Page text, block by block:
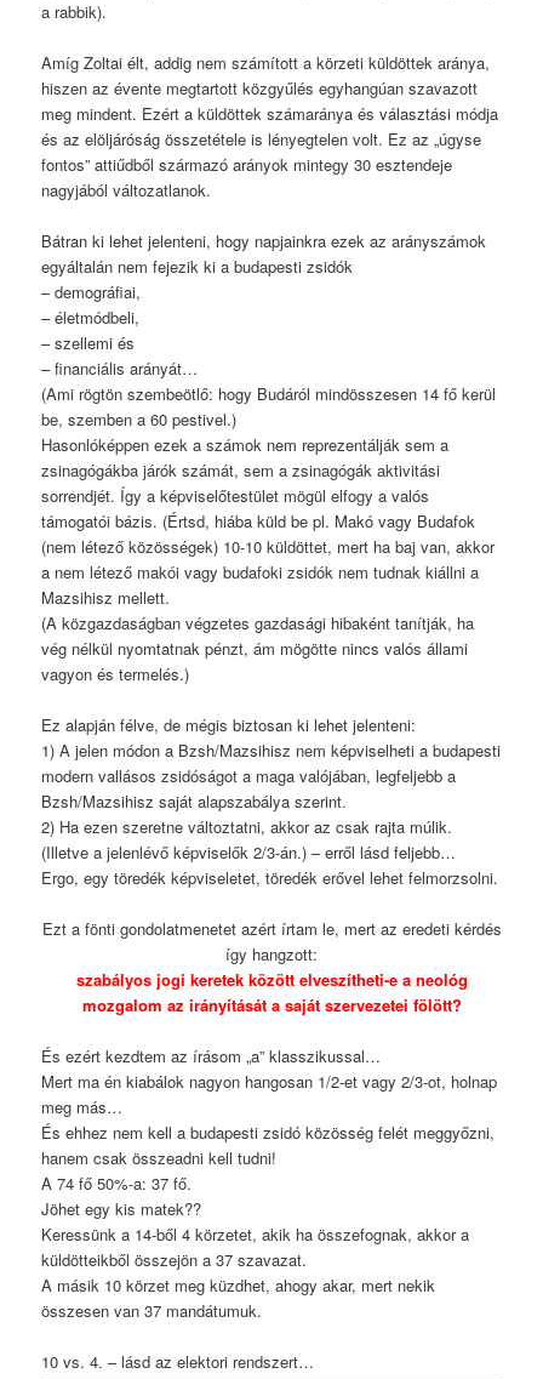
a rabbik).
Amíg Zoltai élt, addig nem számított a körzeti küldöttek aránya,
hiszen az évente megtartott közgyűlés egyhangúan szavazott
meg mindent. Ezért a küldöttek számaránya és választási módja
és az elöljáróság összetétele is lényegtelen volt. Ez az „úgyse
fontos” attiűdből származó arányok mintegy 30 esztendeje
nagyjából változatlanok.
Bátran ki lehet jelenteni, hogy napjainkra ezek az arányszámok
egyáltalán nem fejezik ki a budapesti zsidók
– demográfiai,
– életmódbeli,
– szellemi és
– financiális arányát…
(Ami rögtön szembeötlő: hogy Budáról mindösszesen 14 fő kerül
be, szemben a 60 pestivel.)
Hasonlóképpen ezek a számok nem reprezentálják sem a
zsinagógákba járók számát, sem a zsinagógák aktivitási
sorrendjét. Így a képviselőtestület mögül elfogy a valós
támogatói bázis. (Értsd, hiába küld be pl. Makó vagy Budafok
(nem létező közösségek) 10-10 küldöttet, mert ha baj van, akkor
a nem létező makói vagy budafoki zsidók nem tudnak kiállni a
Mazsihisz mellett.
(A közgazdaságban végzetes gazdasági hibaként tanítják, ha
vég nélkül nyomtatnak pénzt, ám mögötte nincs valós állami
vagyon és termelés.)
Ez alapján félve, de mégis biztosan ki lehet jelenteni:
1) A jelen módon a Bzsh/Mazsihisz nem képviselheti a budapesti
modern vallásos zsidóságot a maga valójában, legfeljebb a
Bzsh/Mazsihisz saját alapszabálya szerint.
2) Ha ezen szeretne változtatni, akkor az csak rajta múlik.
(Illetve a jelenlévő képviselők 2/3-án.) – erről lásd feljebb…
Ergo, egy töredék képviseletet, töredék erővel lehet felmorzsolni.
Ezt a fönti gondolatmenetet azért írtam le, mert az eredeti kérdés
így hangzott:
szabályos jogi keretek között elveszítheti-e a neológ
mozgalom az irányítását a saját szervezetei fölött?
És ezért kezdtem az írásom „a” klasszikussal…
Mert ma én kiabálok nagyon hangosan 1/2-et vagy 2/3-ot, holnap
meg más…
És ehhez nem kell a budapesti zsidó közösség felét meggyőzni,
hanem csak összeadni kell tudni!
A 74 fő 50%-a: 37 fő.
Jöhet egy kis matek??
Keressünk a 14-ből 4 körzetet, akik ha összefognak, akkor a
küldötteikből összejön a 37 szavazat.
A másik 10 körzet meg küzdhet, ahogy akar, mert nekik
összesen van 37 mandátumuk.
10 vs. 4. – lásd az elektori rendszert…